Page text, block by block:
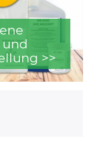
und
>>